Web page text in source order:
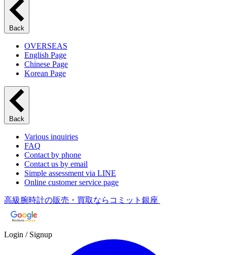
Back
OVERSEAS
English Page
Chinese Page
Korean Page
Back
Various inquiries
FAQ
Contact by phone
Contact us by email
Simple assessment via LINE
Online customer service page
高級腕時計の販売・買取ならコミット銀座
Login / Signup